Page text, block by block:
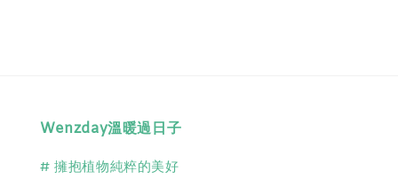
Wenzday溫暖過日子
# 擁抱植物純粹的美好